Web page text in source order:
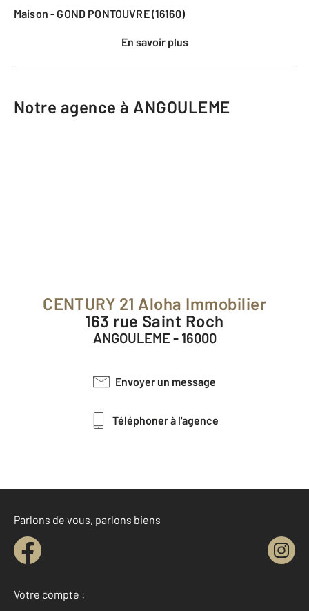
Maison - GOND PONTOUVRE (16160)
En savoir plus
Notre agence à ANGOULEME
CENTURY 21 Aloha Immobilier
163 rue Saint Roch
ANGOULEME - 16000
Envoyer un message
Téléphoner à l'agence
Parlons de vous, parlons biens
Votre compte :